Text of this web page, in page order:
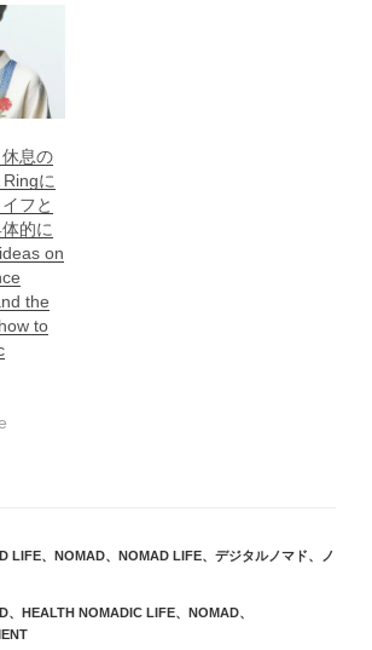
息の
に
フと
的に
on
the
to
LIFE、 NOMAD、 NOMAD LIFE、 デジタルノマド、
ノ
、 HEALTH NOMADIC LIFE、 NOMAD、